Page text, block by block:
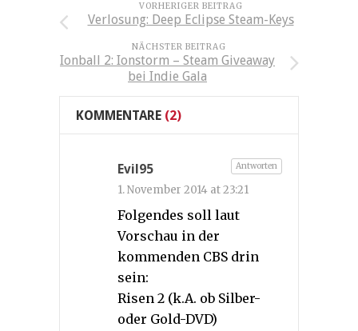
VORHERIGER BEITRAG
Verlosung: Deep Eclipse Steam-Keys
NÄCHSTER BEITRAG
Ionball 2: Ionstorm – Steam Giveaway
bei Indie Gala
KOMMENTARE (2)
Evil95
1. November 2014 at 23:21
Folgendes soll laut
Vorschau in der
kommenden CBS drin
sein:
Risen 2 (k.A. ob Silber-
oder Gold-DVD)
Antworten